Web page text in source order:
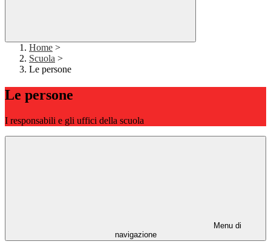
Home >
Scuola >
Le persone
Le persone
I responsabili e gli uffici della scuola
Menu di
navigazione